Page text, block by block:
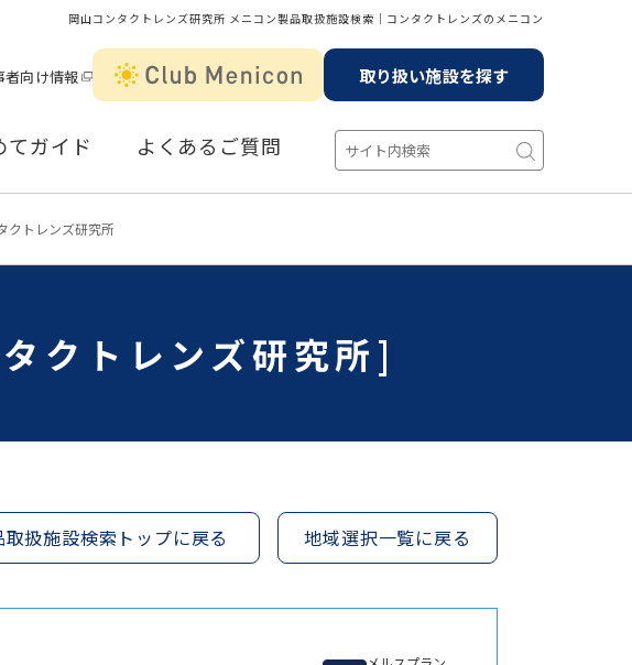
岡山コンタクトレンズ研究所 メニコン製品取扱施設検索│コンタクトレンズのメニコン
者向け情報 取り扱い施設を探す
てガイド よくあるご質問
クトレンズ研究所
クトレンズ研究所]
扱施設検索トップに戻る 地域選択一覧に戻る